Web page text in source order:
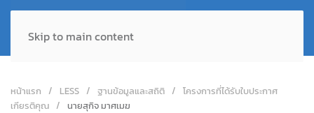
Skip to main content
หน้าแรก LESS ฐานข้อมูลและสถิติ
โครงการที่ได้รับใบประกาศ
เกียรติคุณ
นายสุกิจ มาศเมฆ